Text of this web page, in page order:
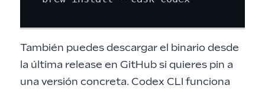
También puedes descargar el binario desde
la última release en GitHub si quieres pin a
una versión concreta. Codex CLI funciona